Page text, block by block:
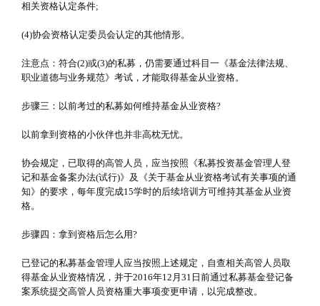
相关资格认定条件;
(4)协会资格认定委员会认定的其他情形。
注意点：符合(2)或(3)的私募，仍需要通过科目一《基金法律法规、
职业道德与业务规范》考试，才能取得基金从业资格。
步骤三：以前考过的私募如何维持基金从业资格?
以前拿到资格的小伙伴也并非高枕无忧。
协会规定，已取得的高管人员，应当按照《私募投资基金管理人登
记和基金备案办法(试行)》及《关于基金从业资格考试有关事项的通
知》的要求，每年度完成15学时的后续培训方可维持其基金从业资
格。
步骤四：拿到资格后怎么用?
已登记的私募基金管理人应当按照上述规定，自查相关高管人员取
得基金从业资格情况，并于2016年12月31日前通过私募基金登记备
案系统提交高管人员资格重大事项变更申请，以完成整改。